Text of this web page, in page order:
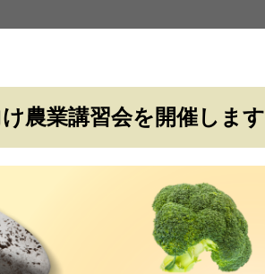
農業講習会を開催します